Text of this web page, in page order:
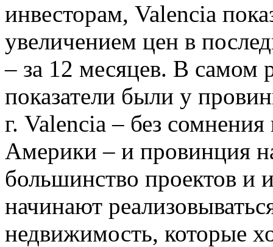
инвесторам, Valencia
увеличением цен в
– за 12 месяцев. В самом
показатели были у
г. Valencia – без
Америки – и провинция
большинство проектов и
начинают
недвижимость, которые